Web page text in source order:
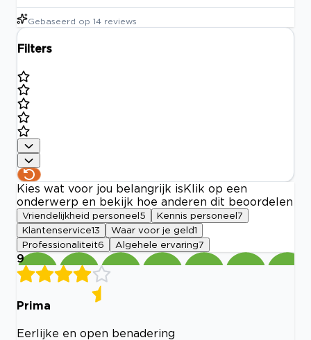
Gebaseerd op 14 reviews
Filters
Kies wat voor jou belangrijk is Klik op een
onderwerp en bekijk hoe anderen dit beoordelen
Vriendelijkheid personeel 5 Kennis personeel 7
Klantenservice13 Waar voor je geld1
Professionaliteit6 Algehele ervaring7
9
Prima
Eerlijke en open benadering